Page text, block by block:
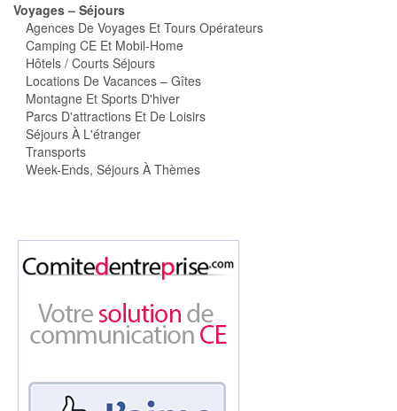
Voyages – Séjours
Agences De Voyages Et Tours Opérateurs
Camping CE Et Mobil-Home
Hôtels / Courts Séjours
Locations De Vacances – Gîtes
Montagne Et Sports D'hiver
Parcs D'attractions Et De Loisirs
Séjours À L'étranger
Transports
Week-Ends, Séjours À Thèmes